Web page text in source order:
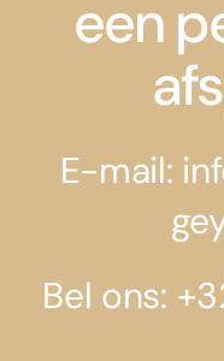
een
E-mail:
Bel ons: